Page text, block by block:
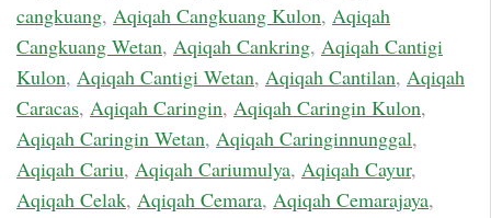
cangkuang, Aqiqah Cangkuang Kulon, Aqiqah
Cangkuang Wetan, Aqiqah Cankring, Aqiqah Cantigi
Kulon, Aqiqah Cantigi Wetan, Aqiqah Cantilan, Aqiqah
Caracas, Aqiqah Caringin, Aqiqah Caringin Kulon,
Aqiqah Caringin Wetan, Aqiqah Caringinnunggal,
Aqiqah Cariu, Aqiqah Cariumulya, Aqiqah Cayur,
Aqiqah Celak, Aqiqah Cemara, Aqiqah Cemarajaya,